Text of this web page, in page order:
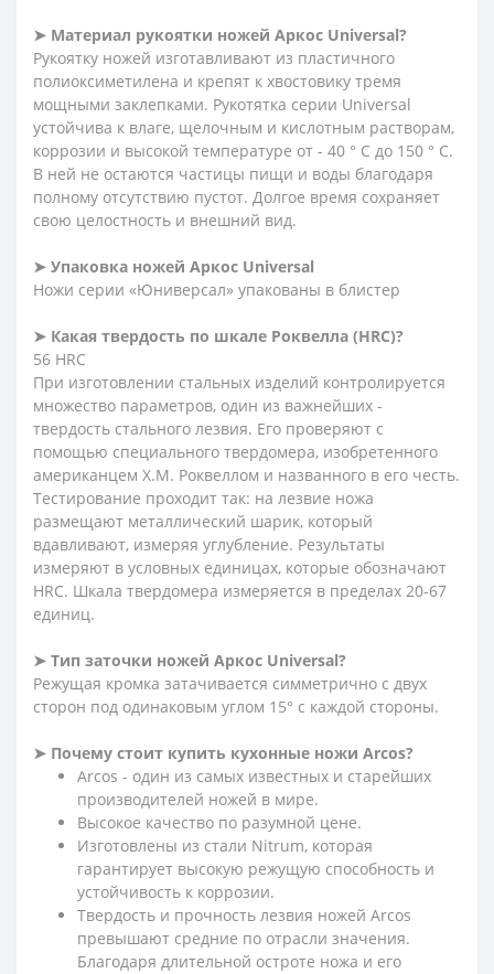
➤ Материал рукоятки ножей Аркос Universal?
Рукоятку ножей изготавливают из пластичного
полиоксиметилена и крепят к хвостовику тремя
мощными заклепками. Рукотятка серии Universal
устойчива к влаге, щелочным и кислотным растворам,
коррозии и высокой температуре от - 40 ° C до 150 ° C.
В ней не остаются частицы пищи и воды благодаря
полному отсутствию пустот. Долгое время сохраняет
свою целостность и внешний вид.
➤ Упаковка ножей Аркос Universal
Ножи серии «Юниверсал» упакованы в блистер
➤ Какая твердость по шкале Роквелла (HRC)?
56 HRC
При изготовлении стальных изделий контролируется
множество параметров, один из важнейших -
твердость стального лезвия. Его проверяют с
помощью специального твердомера, изобретенного
американцем Х.М. Роквеллом и названного в его честь.
Тестирование проходит так: на лезвие ножа
размещают металлический шарик, который
вдавливают, измеряя углубление. Результаты
измеряют в условных единицах, которые обозначают
HRC. Шкала твердомера измеряется в пределах 20-67
единиц.
➤ Тип заточки ножей Аркос Universal?
Режущая кромка затачивается симметрично с двух
сторон под одинаковым углом 15° с каждой стороны.
➤ Почему стоит купить кухонные ножи Arcos?
Arcos - один из самых известных и старейших
производителей ножей в мире.
Высокое качество по разумной цене.
Изготовлены из стали Nitrum, которая
гарантирует высокую режущую способность и
устойчивость к коррозии.
Твердость и прочность лезвия ножей Arcos
превышают средние по отрасли значения.
Благодаря длительной остроте ножа и его